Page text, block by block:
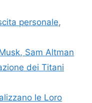
personale,
Sam Altman
dei Titani
le Loro